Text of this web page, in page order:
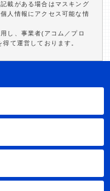
載がある場合はマスキング
人情報にアクセス可能な情
し、事業者(アコム／プロ
て運営しております。